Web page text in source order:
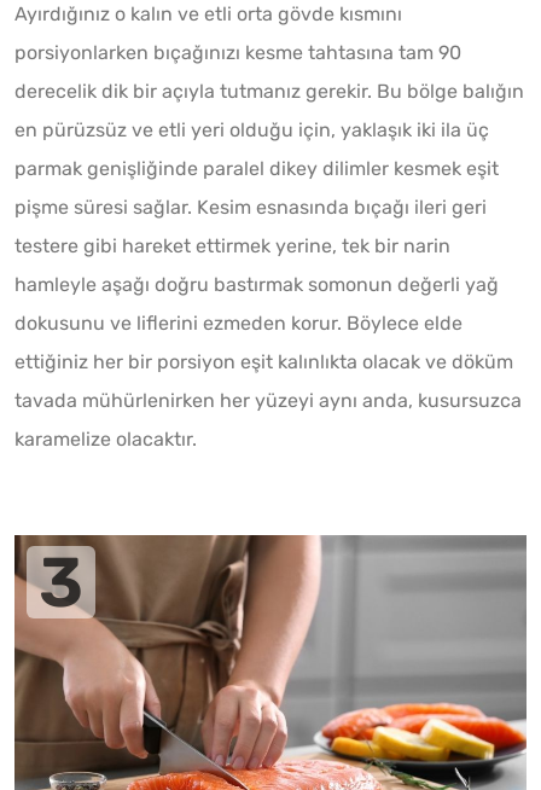
Ayırdığınız o kalın ve etli orta gövde kısmını
porsiyonlarken bıçağınızı kesme tahtasına tam 90
derecelik dik bir açıyla tutmanız gerekir. Bu bölge balığın
en pürüzsüz ve etli yeri olduğu için, yaklaşık iki ila üç
parmak genişliğinde paralel dikey dilimler kesmek eşit
pişme süresi sağlar. Kesim esnasında bıçağı ileri geri
testere gibi hareket ettirmek yerine, tek bir narin
hamleyle aşağı doğru bastırmak somonun değerli yağ
dokusunu ve liflerini ezmeden korur. Böylece elde
ettiğiniz her bir porsiyon eşit kalınlıkta olacak ve döküm
tavada mühürlenirken her yüzeyi aynı anda, kusursuzca
karamelize olacaktır.